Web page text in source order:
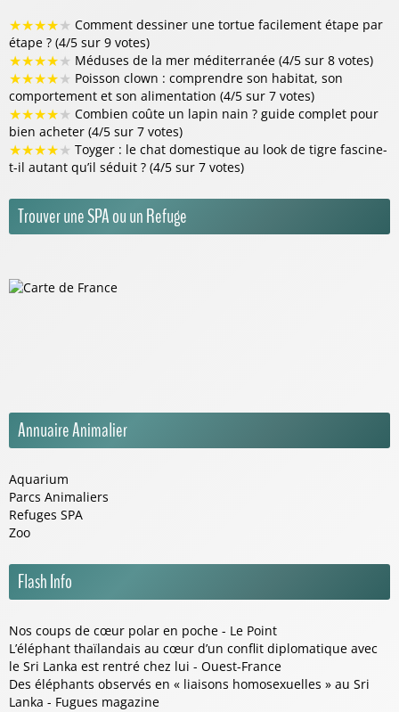
★★★★★ Comment dessiner une tortue facilement étape par
étape ? (4/5 sur 9 votes)
★★★★★ Méduses de la mer méditerranée (4/5 sur 8 votes)
★★★★★ Poisson clown : comprendre son habitat, son
comportement et son alimentation (4/5 sur 7 votes)
★★★★★ Combien coûte un lapin nain ? guide complet pour
bien acheter (4/5 sur 7 votes)
★★★★★ Toyger : le chat domestique au look de tigre fascine-
t-il autant qu’il séduit ? (4/5 sur 7 votes)
Trouver une SPA ou un Refuge
Annuaire Animalier
Aquarium
Parcs Animaliers
Refuges SPA
Zoo
Flash Info
Nos coups de cœur polar en poche - Le Point
L’éléphant thaïlandais au cœur d’un conflit diplomatique avec
le Sri Lanka est rentré chez lui - Ouest-France
Des éléphants observés en « liaisons homosexuelles » au Sri
Lanka - Fugues magazine